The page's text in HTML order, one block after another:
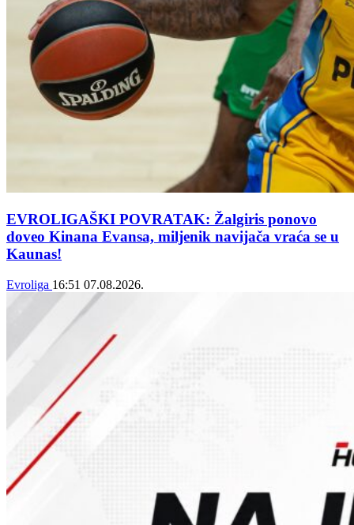
EVROLIGAŠKI POVRATAK: Žalgiris ponovo
doveo Kinana Evansa, miljenik navijača vraća se u
Kaunas!
Evroliga 16:51 07.08.2026.